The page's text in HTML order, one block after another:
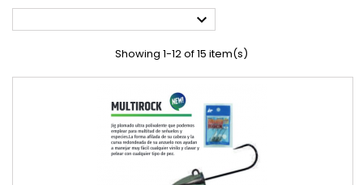

Showing 1-12 of 15 item(s)